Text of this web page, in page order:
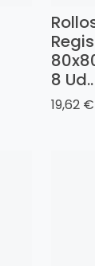
8 Ud..
19,62 €